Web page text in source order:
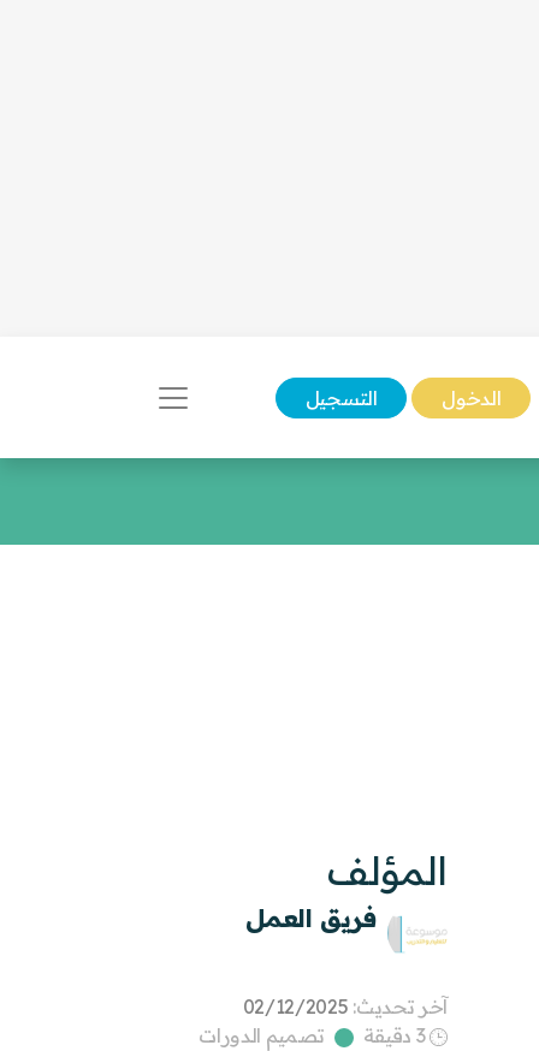
الدخول التسجيل
المؤلف
فريق العمل
آخر تحديث: 02/12/2025
3 دقيقة
تصميم الدورات